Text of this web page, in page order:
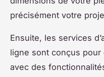
précisément votre
Ensuite, les services
ligne sont conçus
avec des